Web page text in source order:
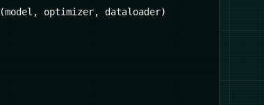
(model , optimizer, dataloader)